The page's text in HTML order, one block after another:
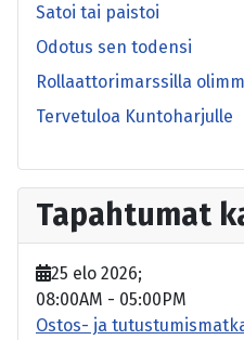
Satoi tai paistoi
Odotus sen todensi
Rollaattorimarssilla
Tervetuloa Kuntoharjulle
Tapahtumat
25 elo 2026;
08:00AM - 05:00PM
Ostos- ja